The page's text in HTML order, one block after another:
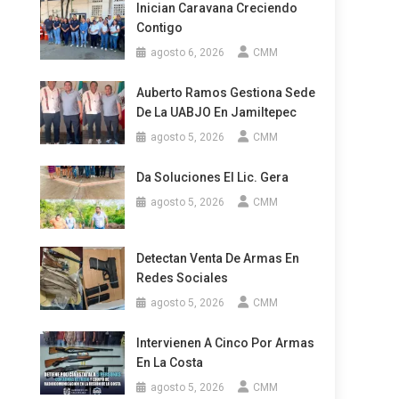
Inician Caravana Creciendo
Contigo
agosto 6, 2026 CMM
Auberto Ramos Gestiona Sede
De La UABJO En Jamiltepec
agosto 5, 2026 CMM
Da Soluciones El Lic. Gera
agosto 5, 2026 CMM
Detectan Venta De Armas En
Redes Sociales
agosto 5, 2026 CMM
Intervienen A Cinco Por Armas
En La Costa
agosto 5, 2026 CMM